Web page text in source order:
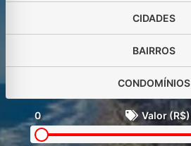
CIDADES
BAIRROS
CONDOMÍNIOS
0 Valor (R$)